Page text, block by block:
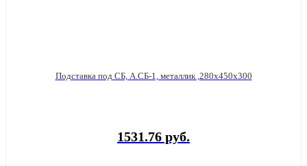
Подставка под СБ, А.СБ-1, металлик ,280х450х300
1531.76 руб.